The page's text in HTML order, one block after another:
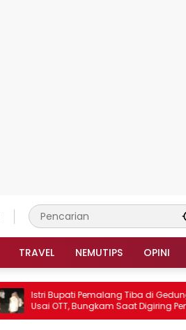
TRAVEL NEMUTIPS OPINI
Istri Bupati Pemalang Tiba di Gedung KPK
Usai OTT, Bungkam Saat Digiring Penyidik